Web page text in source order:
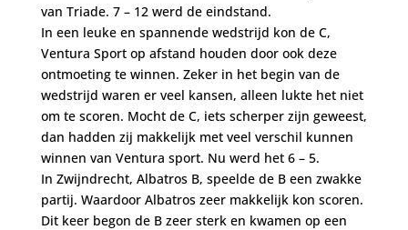
van Triade. 7 – 12 werd de eindstand.
In een leuke en spannende wedstrijd kon de C,
Ventura Sport op afstand houden door ook deze
ontmoeting te winnen. Zeker in het begin van de
wedstrijd waren er veel kansen, alleen lukte het niet
om te scoren. Mocht de C, iets scherper zijn geweest,
dan hadden zij makkelijk met veel verschil kunnen
winnen van Ventura sport. Nu werd het 6 – 5.
In Zwijndrecht, Albatros B, speelde de B een zwakke
partij. Waardoor Albatros zeer makkelijk kon scoren.
Dit keer begon de B zeer sterk en kwamen op een